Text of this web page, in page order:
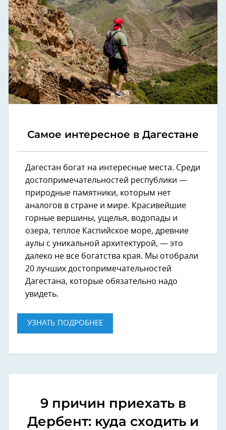
Самое интересное в Дагестане
Дагестан богат на интересные места. Среди
достопримечательностей республики —
природные памятники, которым нет
аналогов в стране и мире. Красивейшие
горные вершины, ущелья, водопады и
озера, теплое Каспийское море, древние
аулы с уникальной архитектурой, — это
далеко не все богатства края. Мы отобрали
20 лучших достопримечательностей
Дагестана, которые обязательно надо
увидеть.
УЗНАТЬ ПОДРОБНЕЕ
9 причин приехать в
Дербент: куда сходить и